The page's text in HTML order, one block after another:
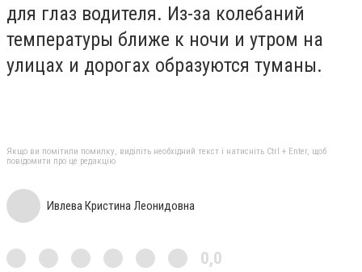
для глаз водителя. Из-за колебаний
температуры ближе к ночи и утром на
улицах и дорогах образуются туманы.
Якщо ви помітили помилку, виділіть необхідний текст і натисніть Ctrl + Enter, щоб
повідомити про це редакцію
Ивлева Кристина Леонидовна
0,0